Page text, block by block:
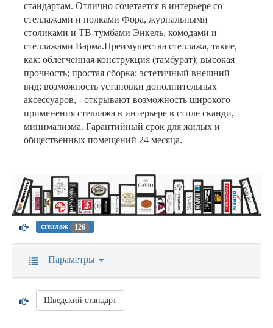
стандартам. Отлично сочетается в интерьере со
стеллажами и полками Фора, журнальными
столиками и ТВ-тумбами Энкель, комодами и
стеллажами Варма.Преимущества стеллажа, такие,
как: облегченная конструкция (тамбурат); высокая
прочность; простая сборка; эстетичный внешний
вид; возможность установки дополнительных
аксессуаров, - открывают возможность широкого
применения стеллажа в интерьере в стиле сканди,
минимализма. Гарантийный срок для жилых и
общественных помещений 24 месяца.
стеллаж 126
Параметры
Шведский стандарт